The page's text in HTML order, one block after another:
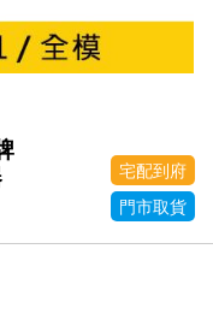
宅配到府
門市取貨